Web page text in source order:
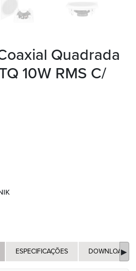
Quadrada
10W RMS C/
ESPECIFICAÇÕES DOWNLOADS